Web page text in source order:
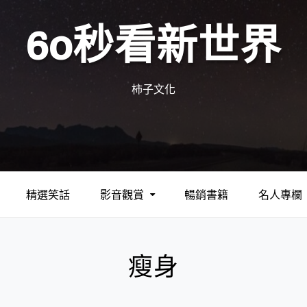
60秒看新世界
柿子文化
精選笑話 影音觀賞 暢銷書籍 名人專欄
瘦身